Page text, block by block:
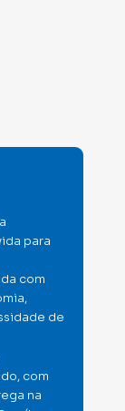
para
com
de
com
na